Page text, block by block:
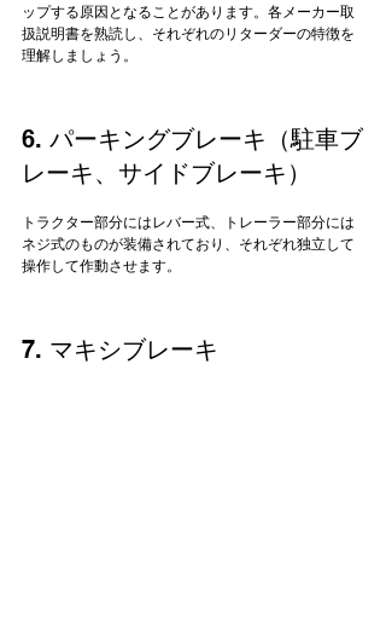
ップする原因となることがあります。各メーカー取
扱説明書を熟読し、それぞれのリターダーの特徴を
6. パーキングブレーキ（駐車ブ
レーキ、サイドブレーキ）
トラクター部分にはレバー式、トレーラー部分には
ネジ式のものが装備されており、それぞれ独立して
7. マキシブレーキ